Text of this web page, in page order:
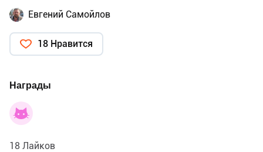
Евгений Самойлов
18 Нравится
Награды
18 Лайков